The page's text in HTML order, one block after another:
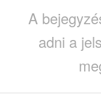
A
adni a